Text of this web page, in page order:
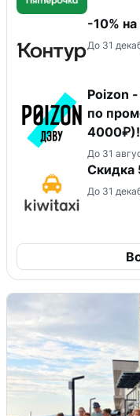
-10%
До 31
Poizon
по
4000₽)!
До 31
Скидка
До 31